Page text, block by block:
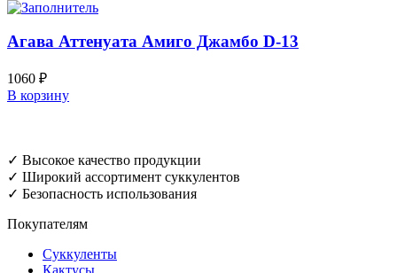
Агава Аттенуата Амиго Джамбо D-13
1060 ₽
В корзину
✓ Высокое качество продукции
✓ Широкий ассортимент суккулентов
✓ Безопасность использования
Покупателям
Суккуленты